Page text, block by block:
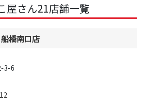
屋さん21店舗一覧
橋南口店
3-6